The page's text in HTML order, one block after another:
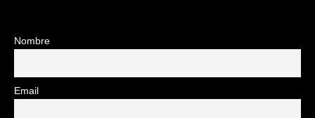
Nombre
Email